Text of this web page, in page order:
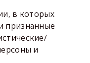
в которых
признанные
и